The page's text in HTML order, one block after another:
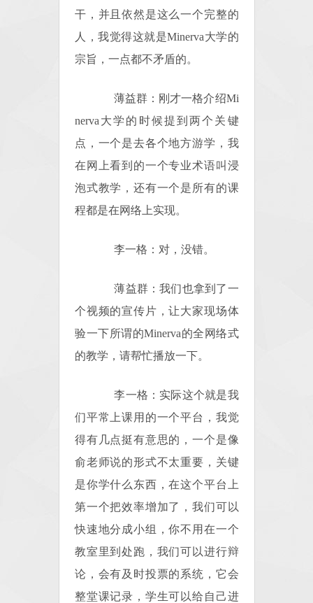
干，并且依然是这么一个完整的
人，我觉得这就是Minerva大学的
宗旨，一点都不矛盾的。
薄益群：刚才一格介绍Mi
nerva大学的时候提到两个关键
点，一个是去各个地方游学，我
在网上看到的一个专业术语叫浸
泡式教学，还有一个是所有的课
程都是在网络上实现。
李一格：对，没错。
薄益群：我们也拿到了一
个视频的宣传片，让大家现场体
验一下所谓的Minerva的全网络式
的教学，请帮忙播放一下。
李一格：实际这个就是我
们平常上课用的一个平台，我觉
得有几点挺有意思的，一个是像
俞老师说的形式不太重要，关键
是你学什么东西，在这个平台上
第一个把效率增加了，我们可以
快速地分成小组，你不用在一个
教室里到处跑，我们可以进行辩
论，会有及时投票的系统，它会
整堂课记录，学生可以给自己进